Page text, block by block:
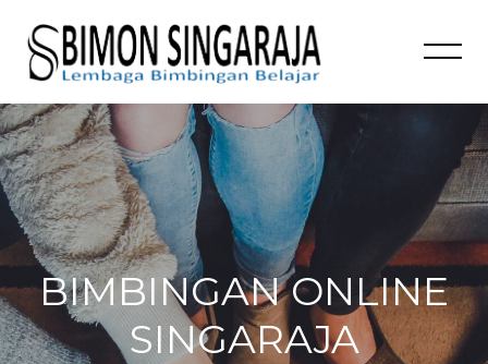
BIMBINGAN ONLINE
SINGARAJA